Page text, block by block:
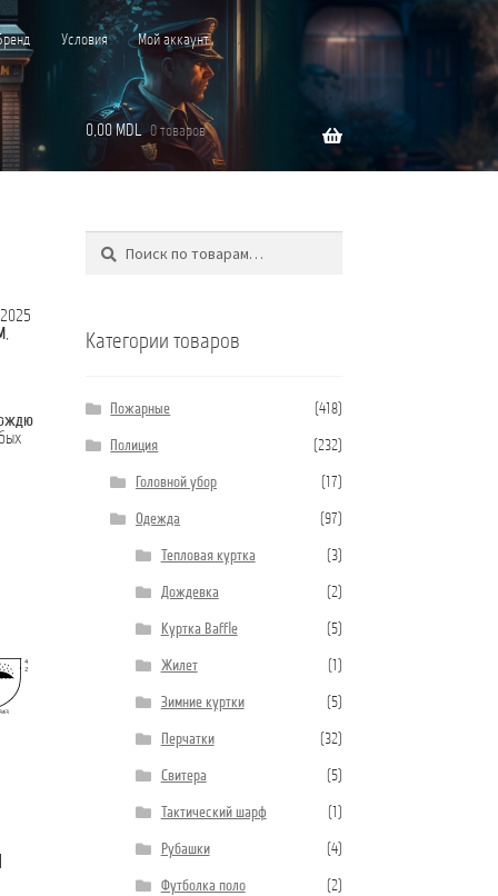
Условия Мой аккаунт
0,00MDL 0 товаров
,
Искать:
Поиск
Категории товаров
Пожарные (418)
Полиция (232)
Головной убор (17)
Одежда (97)
Тепловая куртка (3)
Дождевка (2)
Куртка Baffle (5)
Жилет
Зимние куртки (5)
Перчатки (32)
Свитера (5)
Тактический шарф
Рубашки (4)
Футболка поло (2)